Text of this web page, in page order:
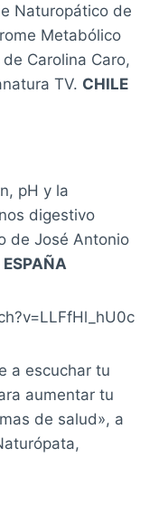
Naturopático de
Metabólico
Carolina Caro,
TV. CHILE
pH y la
digestivo
de José Antonio
ESPAÑA
a escuchar tu
aumentar tu
de salud», a